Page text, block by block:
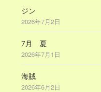
ジン
2026年7月2日
7月 夏
2026年7月1日
海賊
2026年6月2日